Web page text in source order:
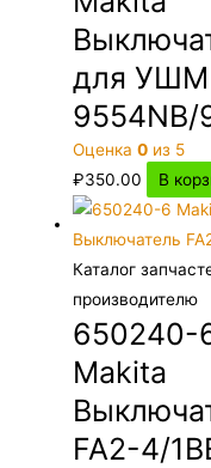
для УШМ
9554NB/
Оценка0 из 5
₽350.00 В
Каталог
производителю
650240-
Makita
FA2-4/